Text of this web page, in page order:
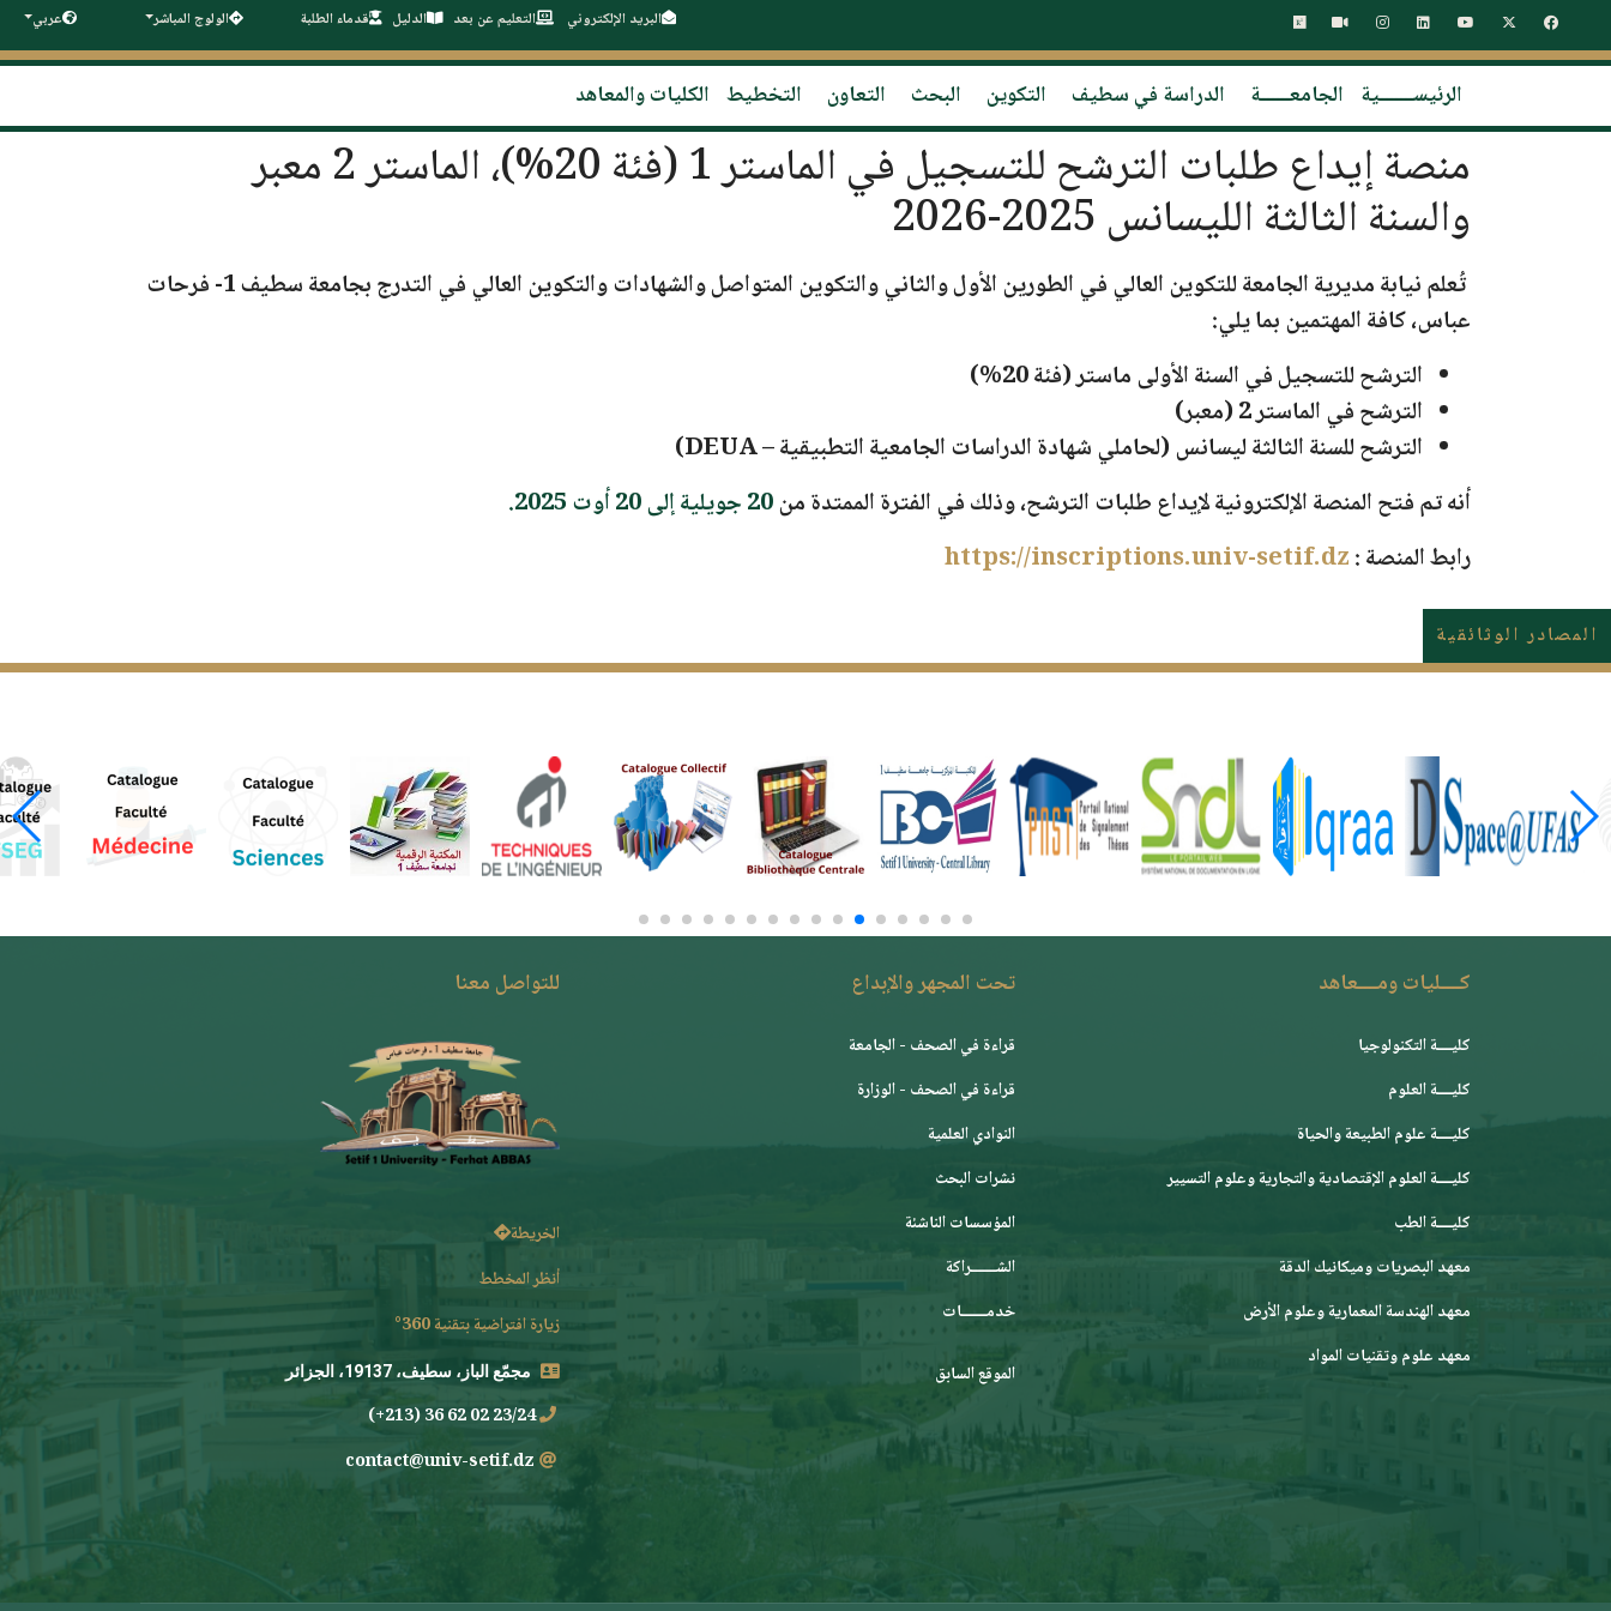
البريد الإلكتروني التعليم عن بعد الدليل قدماء الطلبة الولوج المباشر عربي
الرئيســـــــية الجامعــــــة الدراسة في سطيف التكوين البحث التعاون التخطيط الكليات والمعاهد
منصة إيداع طلبات الترشح للتسجيل في الماستر 1 (فئة 20%)، الماستر 2 معبر
والسنة الثالثة الليسانس 2025-2026
تُعلم نيابة مديرية الجامعة للتكوين العالي في الطورين الأول والثاني والتكوين المتواصل والشهادات والتكوين العالي في التدرج
بجامعة سطيف 1- فرحات
عباس، كافة المهتمين بما يلي:
الترشح للتسجيل في السنة الأولى ماستر(فئة 20%)
الترشح في الماستر 2 (معبر)
الترشح للسنة الثالثة ليسانس(لحاملي شهادة الدراسات الجامعية التطبيقية – DEUA)
أنه تم فتح المنصة الإلكترونية لإيداع طلبات الترشح، وذلك في الفترة الممتدة من20 جويلية إلى 20 أوت 2025
.
رابط المنصة:
https://inscriptions.univ-setif.dz
المصادر الوثائقية
كــــليات ومــــعاهد
كليــــة التكنولوجيا
كليــــة العلوم
كليــــة علوم الطبيعة والحياة
كليــــة العلوم الإقتصادية والتجارية وعلوم التسيير
كليــــة الطب
معهد البصريات وميكانيك الدقة
معهد الهندسة المعمارية وعلوم الأرض
معهد علوم وتقنيات المواد
تحت المجهر والإبداع
قراءة في الصحف - الجامعة
قراءة في الصحف - الوزارة
النوادي العلمية
نشرات البحث
المؤسسات الناشئة
الشـــــــراكة
خدمـــــــات
الموقع السابق
للتواصل معنا
الخريطة
أنظر المخطط
زيارة افتراضية بتقنية 360°
مجمّع الباز، سطيف، 19137، الجزائر
23/24 02 62 36 (213+)
contact@univ-setif.dz